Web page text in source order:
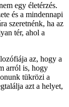
egy életérzés.
és a mindennapi
szeretnénk, ha az
tér, ahol a
az, hogy a
arról is, hogy
tükrözi a
azt a helyet,